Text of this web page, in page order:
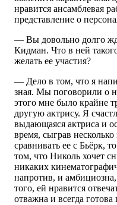
нравится ансамблевая
представление о
— Вы довольно долго
Кидман. Что в ней
желать ее участия?
— Дело в том, что я
зная. Мы поговорили о
этого мне было крайне
другую актрису. Я
выдающаяся актриса и
время, сыграв
сравнивать ее с Бьёрк,
том, что Николь хочет
никаких
напротив, и
того, ей нравится
отважна и всегда